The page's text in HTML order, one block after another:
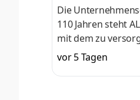
Die
110 Jahren steht
mit dem zu
und schnell. Dazu
Dafür geben wir
ist die Power, mit
vor 5 Tagen